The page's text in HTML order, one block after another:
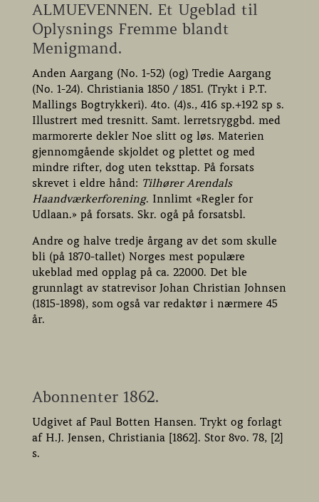
ALMUEVENNEN. Et Ugeblad til
Oplysnings Fremme blandt
Menigmand.
Anden Aargang (No. 1-52) (og) Tredie Aargang
(No. 1-24). Christiania 1850 / 1851. (Trykt i P.T.
Mallings Bogtrykkeri). 4to. (4)s., 416 sp.+192 sp s.
Illustrert med tresnitt. Samt. lerretsryggbd. med
marmorerte dekler Noe slitt og løs. Materien
gjennomgående skjoldet og plettet og med
mindre rifter, dog uten teksttap. På forsats
skrevet i eldre hånd: Tilhører Arendals
Haandværkerforening. Innlimt «Regler for
Udlaan.» på forsats. Skr. ogå på forsatsbl.
Andre og halve tredje årgang av det som skulle
bli (på 1870-tallet) Norges mest populære
ukeblad med opplag på ca. 22000. Det ble
grunnlagt av statrevisor Johan Christian Johnsen
(1815-1898), som også var redaktør i nærmere 45
år.
Abonnenter 1862.
Udgivet af Paul Botten Hansen. Trykt og forlagt
af H.J. Jensen, Christiania [1862]. Stor 8vo. 78, [2]
s.